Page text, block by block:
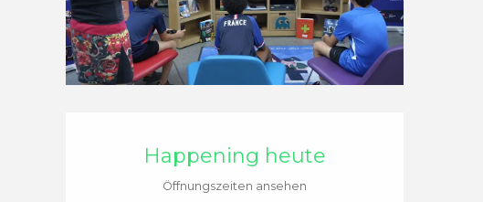
Öffnungszeiten &
Happening heute
Öffnungszeiten ansehen